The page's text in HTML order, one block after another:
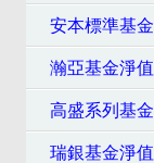
安本標準基
瀚亞基金淨值
高盛系列基金
瑞銀基金淨值